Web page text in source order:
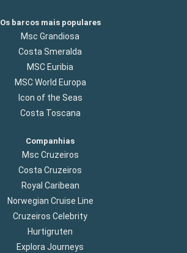
Os barcos mais populares
Msc Grandiosa
Costa Smeralda
MSC Euribia
MSC World Europa
Icon of the Seas
Costa Toscana
Companhias
Msc Cruzeiros
Costa Cruzeiros
Royal Caribean
Norwegian Cruise Line
Cruzeiros Celebrity
Hurtigruten
Explora Journeys